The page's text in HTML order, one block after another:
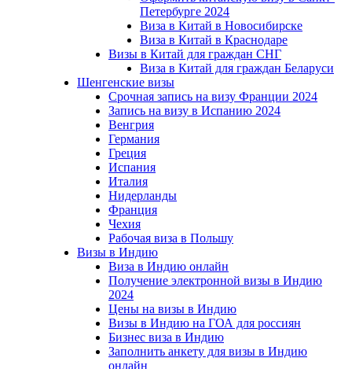
Петербурге 2024
Виза в Китай в Новосибирске
Виза в Китай в Краснодаре
Визы в Китай для граждан СНГ
Виза в Китай для граждан Беларуси
Шенгенские визы
Срочная запись на визу Франции 2024
Запись на визу в Испанию 2024
Венгрия
Германия
Греция
Испания
Италия
Нидерланды
Франция
Чехия
Рабочая виза в Польшу
Визы в Индию
Виза в Индию онлайн
Получение электронной визы в Индию
2024
Цены на визы в Индию
Визы в Индию на ГОА для россиян
Бизнес виза в Индию
Заполнить анкету для визы в Индию
онлайн